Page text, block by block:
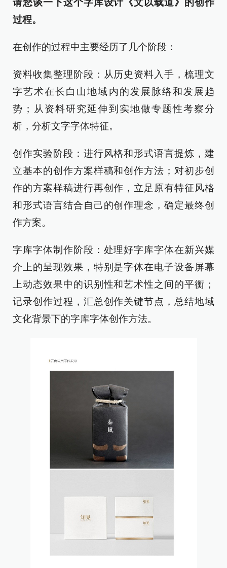
请您谈一下这个字库设计《文以载道》的创作
过程。
在创作的过程中主要经历了几个阶段：
资料收集整理阶段：从历史资料入手，梳理文
字艺术在长白山地域内的发展脉络和发展趋
势；从资料研究延伸到实地做专题性考察分
析，分析文字字体特征。
创作实验阶段：进行风格和形式语言提炼，建
立基本的创作方案样稿和创作方法；对初步创
作的方案样稿进行再创作，立足原有特征风格
和形式语言结合自己的创作理念，确定最终创
作方案。
字库字体制作阶段：处理好字库字体在新兴媒
介上的呈现效果，特别是字体在电子设备屏幕
上动态效果中的识别性和艺术性之间的平衡；
记录创作过程，汇总创作关键节点，总结地域
文化背景下的字库字体创作方法。